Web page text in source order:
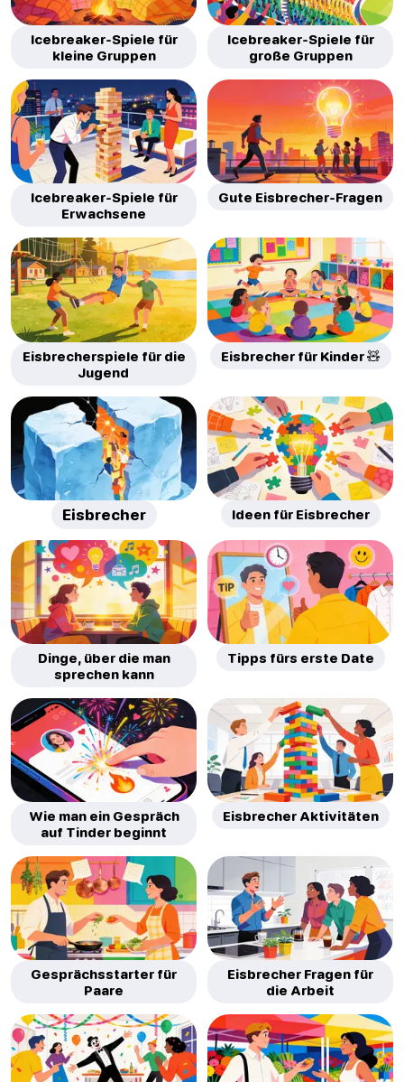
Icebreaker-Spiele für
kleine Gruppen
Icebreaker-Spiele für
große Gruppen
Icebreaker-Spiele für
Erwachsene
Gute Eisbrecher-Fragen
Eisbrecherspiele für die
Jugend
Eisbrecher für Kinder 🧸
Eisbrecher Ideen für Eisbrecher
Dinge, über die man
sprechen kann
Tipps fürs erste Date
Wie man ein Gespräch
auf Tinder beginnt
Eisbrecher Aktivitäten
Gesprächsstarter für
Paare
Eisbrecher Fragen für
die Arbeit